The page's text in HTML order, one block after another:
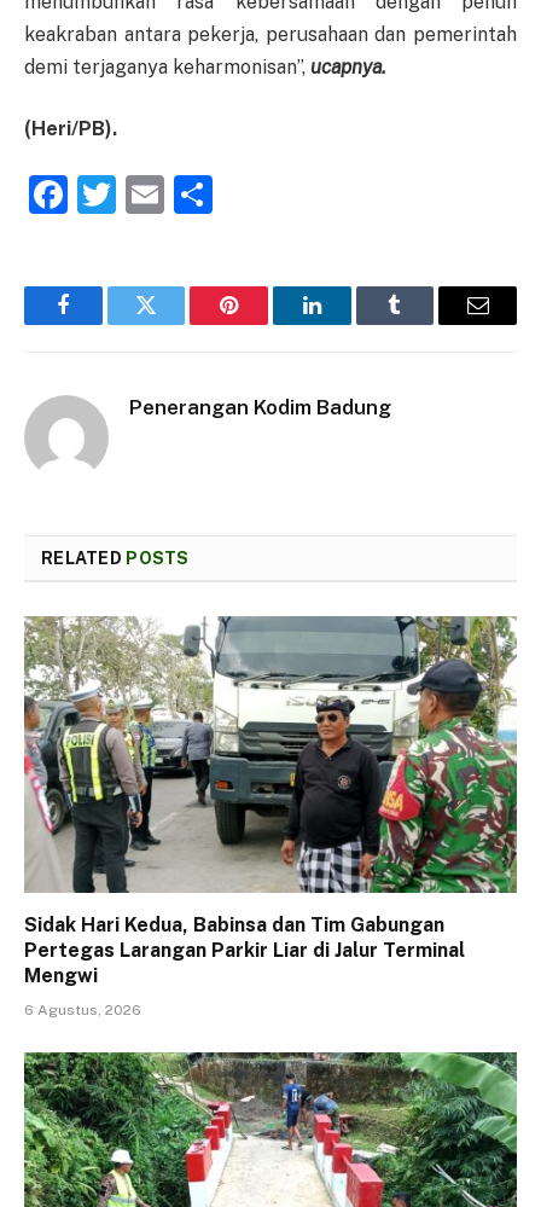
keakraban antara pekerja, perusahaan dan pemerintah
demi terjaganya keharmonisan”, ucapnya.
(Heri/PB).
Facebook
Twitter
Email
FacebookTwitter Pinterest LinkedInTumblr Email
Penerangan Kodim Badung
RELATED POSTS
Sidak Hari Kedua, Babinsa dan Tim Gabungan
Pertegas Larangan Parkir Liar di Jalur Terminal
Mengwi
6 Agustus, 2026